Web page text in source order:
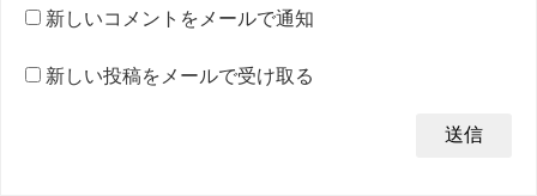
新しいコメントをメールで通知
新しい投稿をメールで受け取る